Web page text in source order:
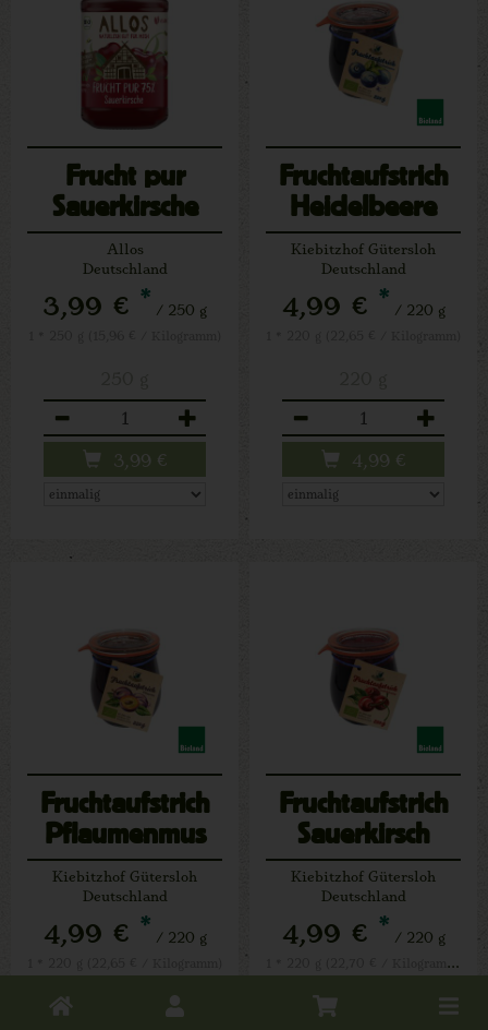
Frucht pur
Sauerkirsche
Allos
Deutschland
3,99 € * / 250 g
3,99 €
Fruchtaufstrich
Heidelbeere
Kiebitzhof Gütersloh
Deutschland
4,99 € * / 220 g
4,99 €
Fruchtaufstrich
Pflaumenmus
Kiebitzhof Gütersloh
Deutschland
4,99 € * / 220 g
Fruchtaufstrich
Sauerkirsch
Kiebitzhof Gütersloh
Deutschland
4,99 € * / 220 g
1 * 220 g (22,70 € / Kilogramm)
Toggle